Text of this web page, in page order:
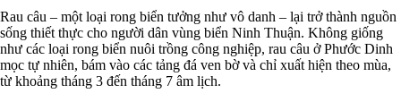
Rau câu – một loại rong biển tưởng như vô danh – lại trở thành nguồn
sống thiết thực cho người dân vùng biển Ninh Thuận. Không giống
như các loại rong biển nuôi trồng công nghiệp, rau câu ở Phước Dinh
mọc tự nhiên, bám vào các tảng đá ven bờ và chỉ xuất hiện theo mùa,
từ khoảng tháng 3 đến tháng 7 âm lịch.